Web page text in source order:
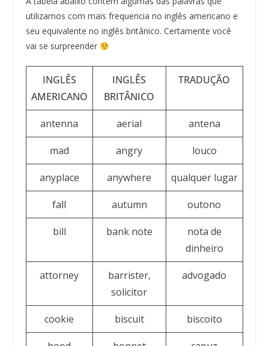
utilizamos com mais frequencia no inglês americano e
seu equivalente no inglês britânico. Certamente você
vai se surpreender
INGLÊS
AMERICANO
INGLÊS
BRITÂNICO
TRADUÇÃO
antenna aerial antena
mad angry louco
anyplace anywhere qualquer lugar
fall autumn outono
bill bank note
nota de
dinheiro
attorney
barrister,
solicitor
advogado
cookie biscuit biscoito